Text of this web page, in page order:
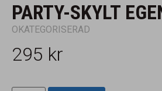
PARTY-SKYLT
OKATEGORISERAD
295 kr